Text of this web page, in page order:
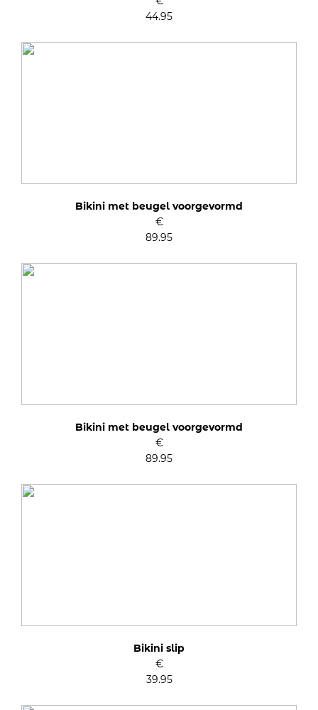
44.95
Bikini met beugel voorgevormd
€
89.95
Bikini met beugel voorgevormd
€
89.95
Bikini slip
€
39.95